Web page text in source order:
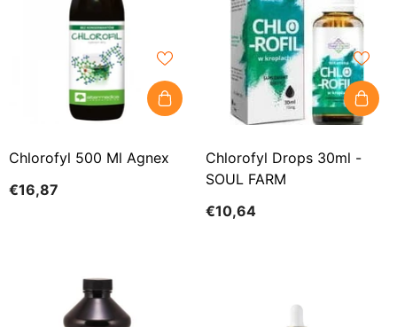
Chlorofyl 500 Ml Agnex
€16,87
Chlorofyl Drops 30ml -
SOUL FARM
€10,64